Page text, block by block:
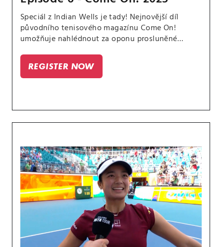
Speciál z Indian Wells je tady! Nejnovější díl
původního tenisového magazínu Come On!
umožňuje nahlédnout za oponu prosluněné
hokejové reprezentanty.
REGISTER NOW